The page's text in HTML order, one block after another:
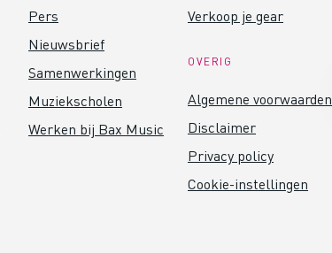
Pers
Nieuwsbrief
Samenwerkingen
Muziekscholen
Werken bij Bax Music
Verkoop je gear
OVERIG
Algemene voorwaarden
Disclaimer
Privacy policy
Cookie-instellingen